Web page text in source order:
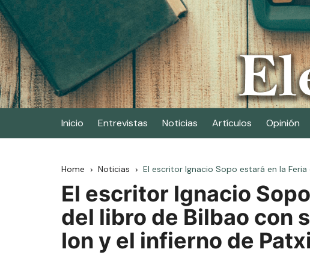
Skip
to
content
Elescritor.es
El periódico digital de los escritores
Inicio Entrevistas Noticias Artículos Opinión
Home Noticias El escritor Ignacio Sopo estará en la
El escritor Ignacio
del libro de Bilbao con
Ion y el infierno de